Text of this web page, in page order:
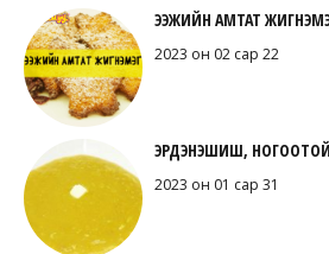
ЭЭЖИЙН АМТАТ
2023 он 02 сар 22
ЭРДЭНЭШИШ,
2023 он 01 сар 31